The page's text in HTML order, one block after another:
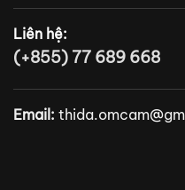
Liên hệ:
(+855) 77 689 668
Email: